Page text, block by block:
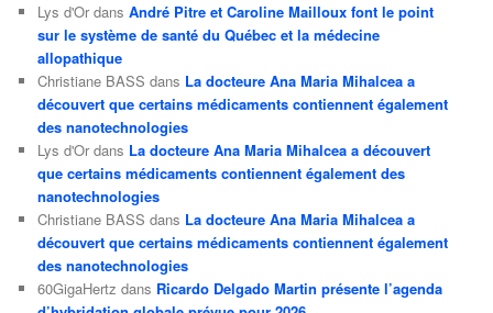
Lys d'Or dansAndré Pitre et Caroline Mailloux font le point
sur le système de santé du Québec et la médecine
allopathique
Christiane BASS dans La docteure Ana Maria Mihalcea a
découvert que certains médicaments contiennent également
des nanotechnologies
Lys d'Or dans La docteure Ana Maria Mihalcea a découvert
que certains médicaments contiennent également des
nanotechnologies
Christiane BASS dans La docteure Ana Maria Mihalcea a
découvert que certains médicaments contiennent également
des nanotechnologies
60GigaHertz dans Ricardo Delgado Martin présente l’agenda